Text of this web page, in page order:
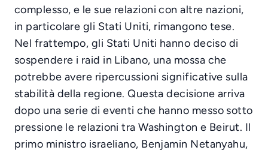
complesso, e le sue relazioni con altre nazioni,
in particolare gli Stati Uniti, rimangono tese.
Nel frattempo, gli Stati Uniti hanno deciso di
sospendere i raid in Libano, una mossa che
potrebbe avere ripercussioni significative sulla
stabilità della regione. Questa decisione arriva
dopo una serie di eventi che hanno messo sotto
pressione le relazioni tra Washington e Beirut. Il
primo ministro israeliano, Benjamin Netanyahu,